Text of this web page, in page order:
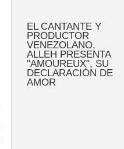
EL CANTANTE Y
PRODUCTOR
VENEZOLANO,
ALLEH PRESENTA
"AMOUREUX", SU
DECLARACIÓN DE
AMOR